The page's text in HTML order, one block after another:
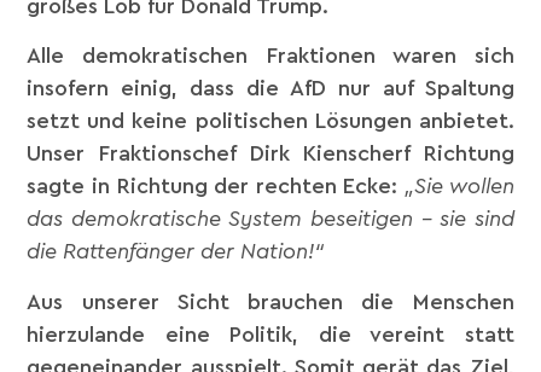
großes Lob für Donald Trump.
Alle demokratischen Fraktionen waren sich
insofern einig, dass die AfD nur auf Spaltung
setzt und keine politischen Lösungen anbietet.
Unser Fraktionschef Dirk Kienscherf Richtung
sagte in Richtung der rechten Ecke: „Sie wollen
das demokratische System beseitigen – sie sind
die Rattenfänger der Nation!“
Aus unserer Sicht brauchen die Menschen
hierzulande eine Politik, die vereint statt
gegeneinander ausspielt. Somit gerät das Ziel,